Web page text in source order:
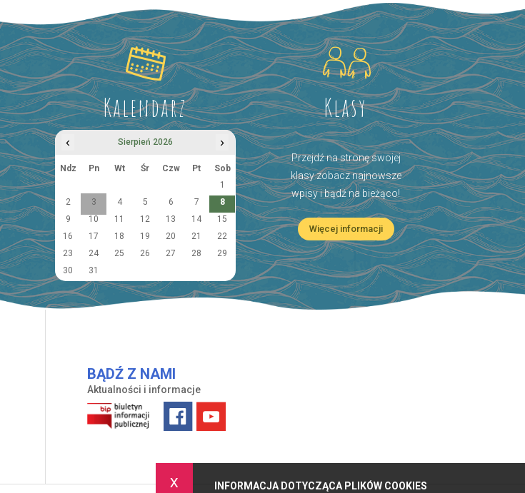
x INFORMACJA DOTYCZĄCA PLIKÓW COOKIES
Kalendarz
‹ Sierpień 2026 ›
Ndz Pn Wt Śr Czw Pt
Sob
1
2
3 4 5 6 7
8
9
10 11 12 13 14
15
16
17 18 19 20 21
22
23
24 25 26 27 28
29
30
31
Klasy
Przejdź na stronę swojej
klasy zobacz najnowsze
wpisy i bądź na bieżąco!
Więcej informacji
BĄDŹ Z NAMI
Aktualności i informacje